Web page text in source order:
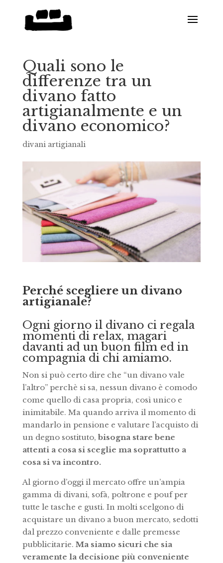
Quali sono le
differenze tra un
divano fatto
artigianalmente e un
divano economico?
divani artigianali
Perché scegliere un divano
artigianale?
Ogni giorno il divano ci regala
momenti di relax, magari
davanti ad un buon film ed in
compagnia di chi amiamo.
Non si può certo dire che “un divano vale
l’altro” perchè si sa, nessun divano è comodo
come quello di casa propria, così unico e
inimitabile. Ma quando arriva il momento di
mandarlo in pensione e valutare l’acquisto di
un degno sostituto,bisogna stare bene
attenti a cosa si sceglie ma soprattutto a
cosa si va incontro.
Al giorno d’oggi il mercato offre un’ampia
gamma di divani, sofà, poltrone e pouf per
tutte le tasche e gusti. In molti scelgono di
acquistare un divano a buon mercato, sedotti
dal prezzo conveniente e dalle premesse
pubblicitarie. Ma siamo sicuri che sia
veramente la decisione più conveniente